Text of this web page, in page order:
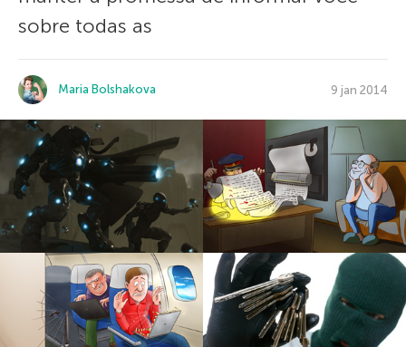
sobre todas as
Maria Bolshakova 9 jan 2014